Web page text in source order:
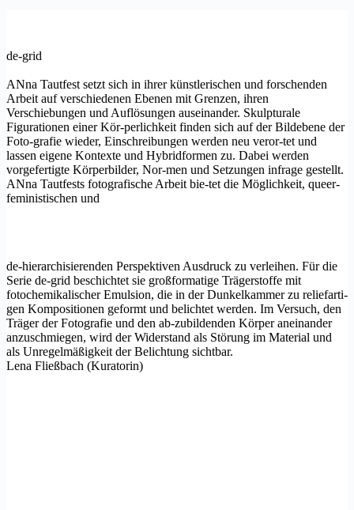
de-grid
ANna Tautfest setzt sich in ihrer künstlerischen und forschenden
Arbeit auf verschiedenen Ebenen mit Grenzen, ihren
Verschiebungen und Auflösungen auseinander. Skulpturale
Figurationen einer Kör-perlichkeit finden sich auf der Bildebene der
Foto-grafie wieder, Einschreibungen werden neu veror-tet und
lassen eigene Kontexte und Hybridformen zu. Dabei werden
vorgefertigte Körperbilder, Nor-men und Setzungen infrage gestellt.
ANna Tautfests fotografische Arbeit bie-tet die Möglichkeit, queer-
feministischen und
de-hierarchisierenden Perspektiven Ausdruck zu verleihen. Für die
Serie de-grid beschichtet sie großformatige Trägerstoffe mit
fotochemikalischer Emulsion, die in der Dunkelkammer zu reliefarti-
gen Kompositionen geformt und belichtet werden. Im Versuch, den
Träger der Fotografie und den ab-zubildenden Körper aneinander
anzuschmiegen, wird der Widerstand als Störung im Material und
als Unregelmäßigkeit der Belichtung sichtbar.
Lena Fließbach (Kuratorin)